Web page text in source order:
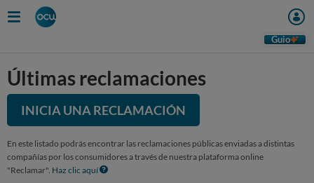
Guio
Últimas reclamaciones
INICIA UNA RECLAMACIÓN
En este listado podrás encontrar las reclamaciones públicas enviadas a distintas
compañías por los consumidores a través de nuestra plataforma online
"Reclamar". Haz clic aquí